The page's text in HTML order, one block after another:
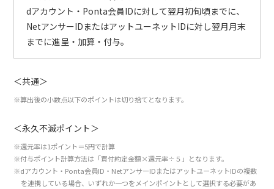
dアカウント・Ponta会員IDに対して翌月初旬頃までに、
NetアンサーIDまたはアットユーネットIDに対し翌月月末
までに進呈・加算・付与。
＜共通＞
※算出後の小数点以下のポイントは切り捨てとなります。
＜永久不滅ポイント＞
※還元率は1ポイント＝5円で計算
※付与ポイント計算方法は「買付約定金額×還元率÷５」となります。
※dアカウント・Ponta会員ID・NetアンサーIDまたはアットユーネットIDの複数
を連携している場合、いずれか一つをメインポイントとして選択する必要があ